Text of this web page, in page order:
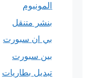
المونيوم
بنشر متنقل
بي ان سبورت
بين سبورت
تبديل بطاريات